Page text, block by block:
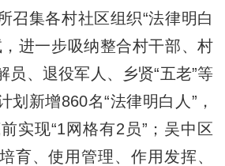
召集各村社区组织“法律明白
，进一步吸纳整合村干部、村
员、退役军人、乡贤“五老”等
划新增860名“法律明白人”，
实现“1网格有2员”；吴中区
育、使用管理、作用发挥、